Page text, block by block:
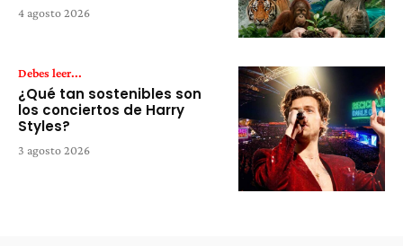
4 agosto 2026
Debes leer...
¿Qué tan sostenibles son
los conciertos de Harry
Styles?
3 agosto 2026